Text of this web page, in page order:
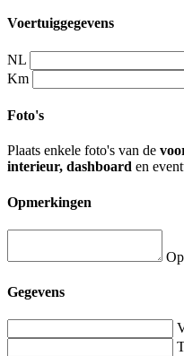
Voertuiggegevens
NL
Km
Foto's
Plaats enkele foto's van de
interieur, dashboard en
Opmerkingen
Gegevens